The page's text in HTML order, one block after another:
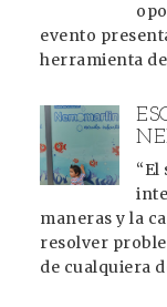
evento
herramienta de
“El
maneras y la
resolver
de cualquiera